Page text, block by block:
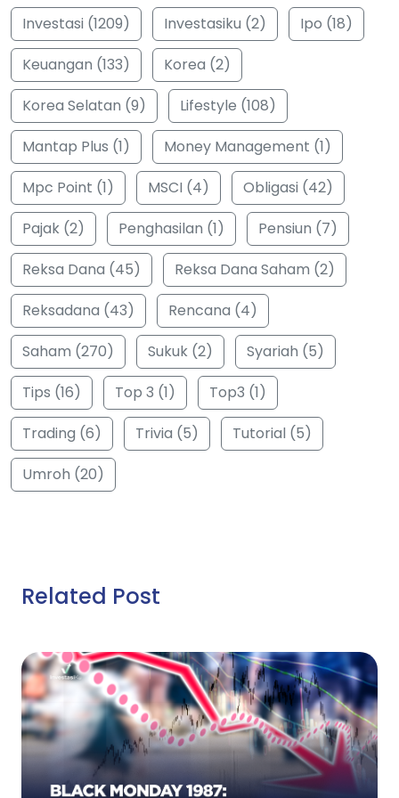
Investasi (1209) Investasiku (2)
Ipo (18)
Keuangan (133)
Korea (2)
Korea Selatan (9)
Lifestyle (108)
Mantap Plus (1)
Money Management (1)
Mpc Point (1)
MSCI (4)
Obligasi (42)
Pajak (2)
Penghasilan (1)
Pensiun (7)
Reksa Dana (45)
Reksa Dana Saham (2)
Reksadana (43)
Rencana (4)
Saham (270)
Sukuk (2)
Syariah (5)
Tips (16)
Top 3 (1)
Top3 (1)
Trading (6)
Trivia (5)
Tutorial (5)
Umroh (20)
Related Post